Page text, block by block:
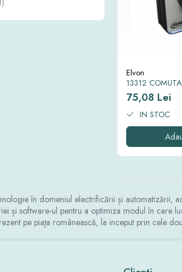
Elvon
13312
2P EV126 32A
75,08 Lei
IN STOC
în domeniul electrificării și automatizării,
și software-ul pentru a optimiza modul în care
pe piaţa românească, la inceput prin cele